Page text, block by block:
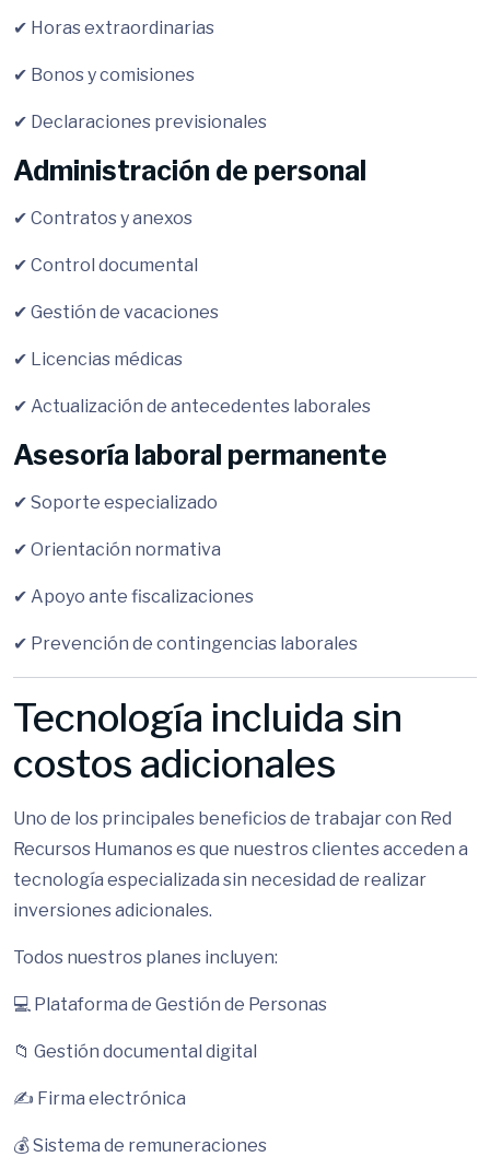
✔ Horas extraordinarias
✔ Bonos y comisiones
✔ Declaraciones previsionales
Administración de personal
✔ Contratos y anexos
✔ Control documental
✔ Gestión de vacaciones
✔ Licencias médicas
✔ Actualización de antecedentes laborales
Asesoría laboral permanente
✔ Soporte especializado
✔ Orientación normativa
✔ Apoyo ante fiscalizaciones
✔ Prevención de contingencias laborales
Tecnología incluida sin
costos adicionales
Uno de los principales beneficios de trabajar con Red
Recursos Humanos es que nuestros clientes acceden a
tecnología especializada sin necesidad de realizar
inversiones adicionales.
Todos nuestros planes incluyen:
💻 Plataforma de Gestión de Personas
📁 Gestión documental digital
✍ Firma electrónica
💰 Sistema de remuneraciones